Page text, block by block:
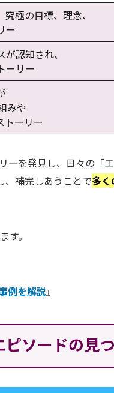
究極の目標、理念、
ー
認知され、
ーリー
みや
トーリー
ーを発見し、日々の「
、補完しあうことで多
す。
例を解説』
ソードの見